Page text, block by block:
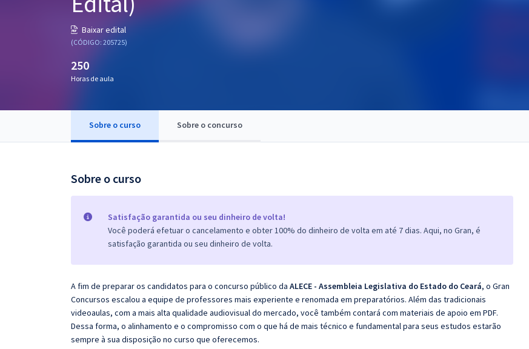
Baixar edital
(CÓDIGO: 205725)
250
Horas de aula
Sobre o curso Sobre o concurso
Sobre o curso
Satisfação garantida ou seu dinheiro de volta!
Você poderá efetuar o cancelamento e obter 100% do dinheiro de volta em até 7 dias. Aqui, no Gran, é
satisfação garantida ou seu dinheiro de volta.
A fim de preparar os candidatos para o concurso público da ALECE - Assembleia Legislativa do Estado do Ceará, o Gran
Concursos escalou a equipe de professores mais experiente e renomada em preparatórios. Além das tradicionais
videoaulas, com a mais alta qualidade audiovisual do mercado, você também contará com materiais de apoio em PDF.
Dessa forma, o alinhamento e o compromisso com o que há de mais técnico e fundamental para seus estudos estarão
sempre à sua disposição no curso que oferecemos.